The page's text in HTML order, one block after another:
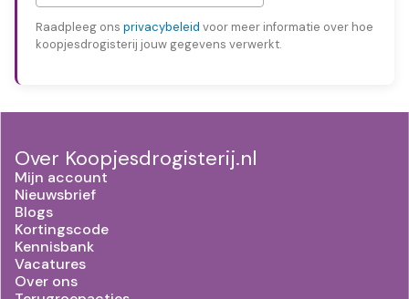
Raadpleeg ons privacybeleid voor meer informatie over hoe
koopjesdrogisterij jouw gegevens verwerkt.
Over Koopjesdrogisterij.nl
Mijn account
Nieuwsbrief
Blogs
Kortingscode
Kennisbank
Vacatures
Over ons